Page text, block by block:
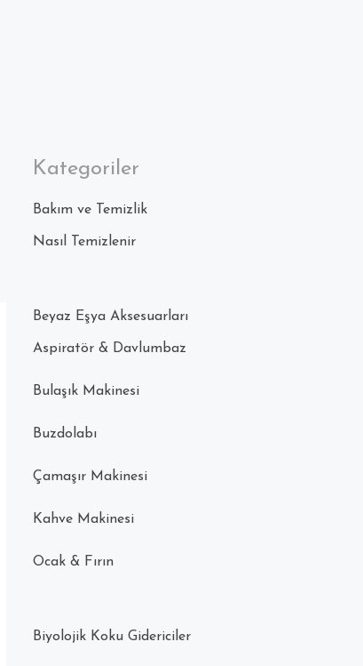
Kategoriler
Bakım ve Temizlik
Nasıl Temizlenir
Beyaz Eşya Aksesuarları
Aspiratör & Davlumbaz
Bulaşık Makinesi
Buzdolabı
Çamaşır Makinesi
Kahve Makinesi
Ocak & Fırın
Biyolojik Koku Gidericiler